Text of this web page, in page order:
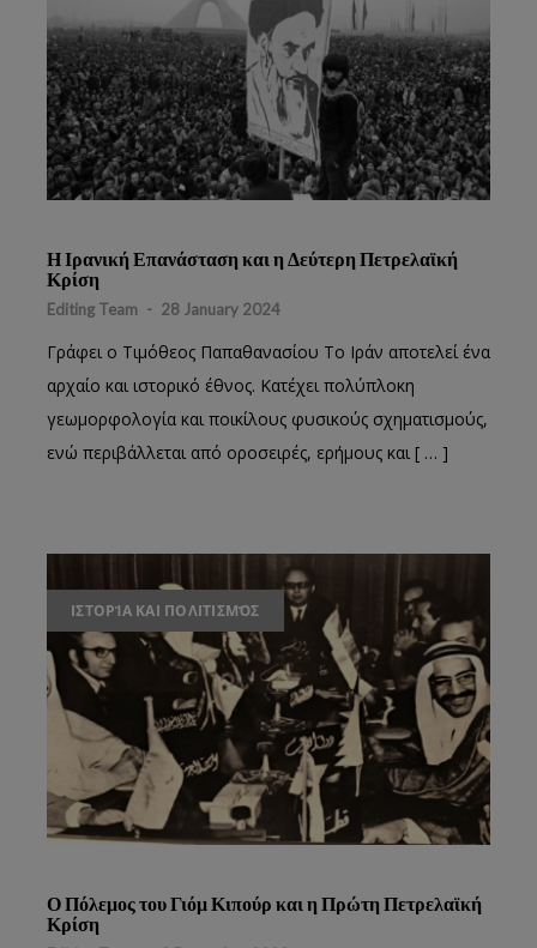
Η Ιρανική Επανάσταση και η Δεύτερη Πετρελαϊκή
Κρίση
Editing Team - 28 January 2024
Γράφει ο Τιμόθεος Παπαθανασίου Το Ιράν αποτελεί ένα
αρχαίο και ιστορικό έθνος. Κατέχει πολύπλοκη
γεωμορφολογία και ποικίλους φυσικούς σχηματισμούς,
ενώ περιβάλλεται από οροσειρές, ερήμους και [ … ]
ΙΣΤΟΡΊΑ ΚΑΙ ΠΟΛΙΤΙΣΜΌΣ
Ο Πόλεμος του Γιόμ Κιπούρ και η Πρώτη Πετρελαϊκή
Κρίση